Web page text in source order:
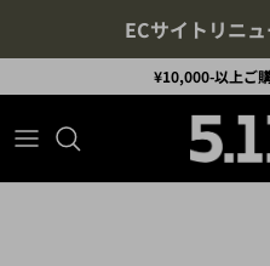
コンテンツへスキップ
ECサイトリニ
¥10,000-以上ご